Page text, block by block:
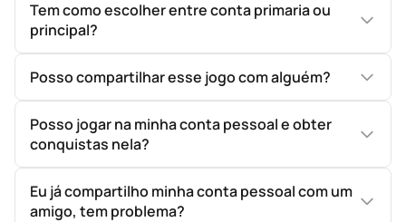
Tem como escolher entre conta primaria ou
principal?
Posso compartilhar esse jogo com alguém?
Posso jogar na minha conta pessoal e obter
conquistas nela?
Eu já compartilho minha conta pessoal com um
amigo, tem problema?